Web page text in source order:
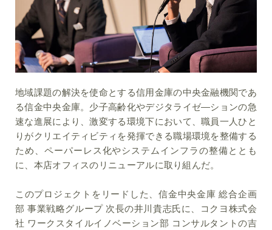
地域課題の解決を使命とする信用金庫の中央金融機関であ
る信金中央金庫。少子高齢化やデジタライゼ―ションの急
速な進展により、激変する環境下において、職員一人ひと
りがクリエイティビティを発揮できる職場環境を整備する
ため、ペーパーレス化やシステムインフラの整備ととも
に、本店オフィスのリニューアルに取り組んだ。
このプロジェクトをリードした、信金中央金庫 総合企画
部 事業戦略グループ 次長の井川貴志氏に、コクヨ株式会
社 ワークスタイルイノベーション部 コンサルタントの吉